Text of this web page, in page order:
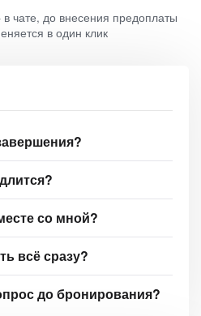
чате, до внесения предоплаты
в один клик
со мной?
всё сразу?
до бронирования?